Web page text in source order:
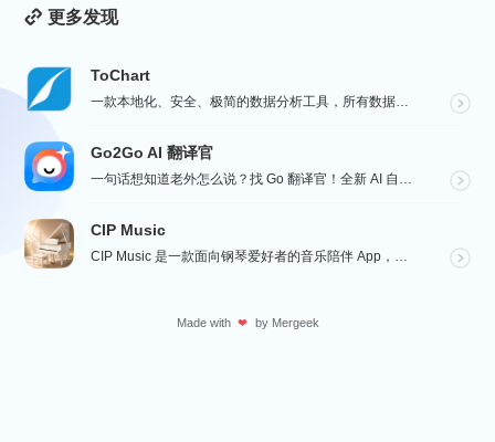
更多发现
ToChart
一款本地化、安全、极简的数据分析工具，所有数据处理均在您的设备上完成，绝不离开本地。Windows、...
Go2Go AI 翻译官
一句话想知道老外怎么说？找 Go 翻译官！全新 AI 自适应感知翻译，听语音看图片写文字全能，心里想...
CIP Music
CIP Music 是一款面向钢琴爱好者的音乐陪伴 App，收录热门影视、动漫、游戏与最新 K-PO...
Made with ❤ by Mergeek